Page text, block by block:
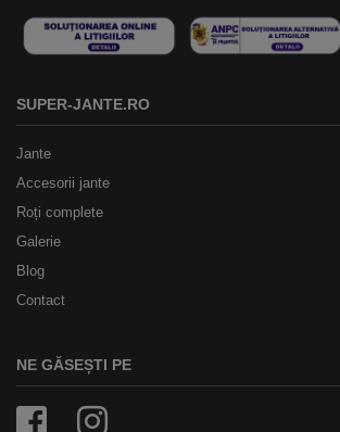
SUPER-JANTE.RO
Jante
Accesorii jante
Roți complete
Galerie
Blog
Contact
NE GĂSEȘTI PE